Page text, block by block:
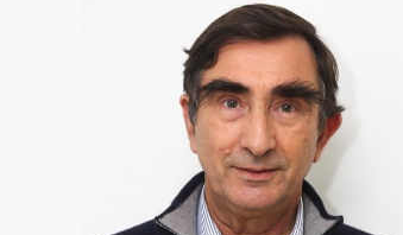
Carlos Ferreira de Castro
Sócio Gerente e Responsável pela
Unidade de Proteção e Segurança